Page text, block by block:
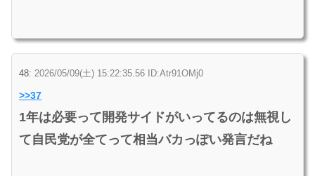
48: 2026/05/09(土) 15:22:35.56 ID:Atr91OMj0
>>37
1年は必要って開発サイドがいってるのは無視し
て自民党が全てって相当バカっぽい発言だね